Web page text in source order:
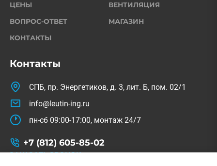
Контакты
СПБ, пр. Энергетиков, д. 3, лит. Б, пом. 02/1
info@leutin-ing.ru
пн-сб 09:00-17:00, монтаж 24/7
+7 (812) 605-85-02
ЗАКАЗАТЬ ЗВОНОК
ЦЕНЫ
ВОПРОС-ОТВЕТ
КОНТАКТЫ
ВЕНТИЛЯЦИЯ
МАГАЗИН